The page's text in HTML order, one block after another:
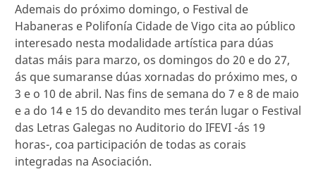
Ademais do próximo domingo, o Festival de
Habaneras e Polifonía Cidade de Vigo cita ao público
interesado nesta modalidade artística para dúas
datas máis para marzo, os domingos do 20 e do 27,
ás que sumaranse dúas xornadas do próximo mes, o
3 e o 10 de abril. Nas fins de semana do 7 e 8 de maio
e a do 14 e 15 do devandito mes terán lugar o Festival
das Letras Galegas no Auditorio do IFEVI -ás 19
horas-, coa participación de todas as corais
integradas na Asociación.